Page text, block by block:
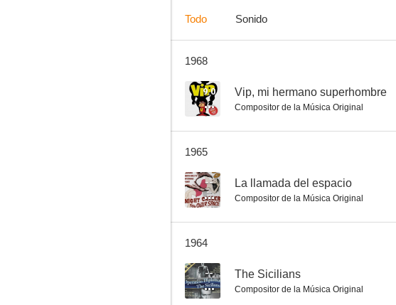
Todo Sonido
1968
9.0 Vip, mi hermano superhombre
Compositor de la Música Original
1965
-- La llamada del espacio
Compositor de la Música Original
1964
-- The Sicilians
Compositor de la Música Original